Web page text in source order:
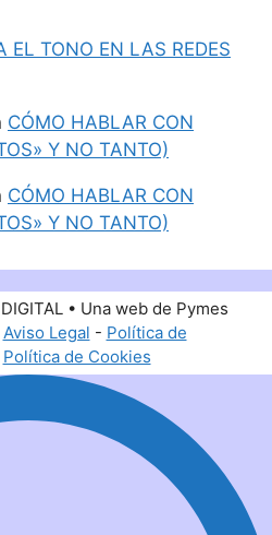
EL TONO EN LAS REDES
CÓMO HABLAR CON
Y NO TANTO)
CÓMO HABLAR CON
Y NO TANTO)
• Una web de Pymes
Aviso Legal - Política de
Política de Cookies